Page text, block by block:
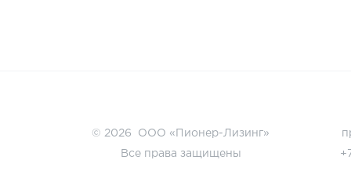
© 2026 ООО «Пионер-Лизинг»
Все права защищены